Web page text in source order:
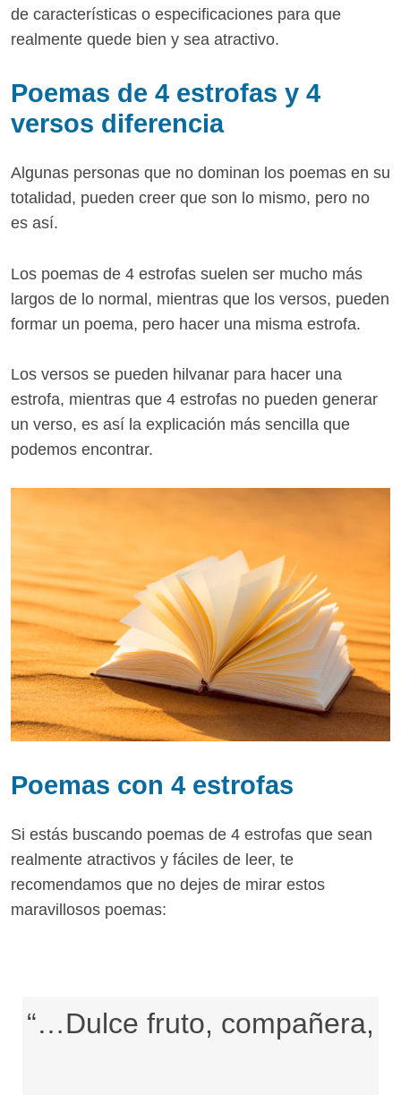
de características o especificaciones para que
realmente quede bien y sea atractivo.
Poemas de 4 estrofas y 4
versos diferencia
Algunas personas que no dominan los poemas en su
totalidad, pueden creer que son lo mismo, pero no
es así.
Los poemas de 4 estrofas suelen ser mucho más
largos de lo normal, mientras que los versos, pueden
formar un poema, pero hacer una misma estrofa.
Los versos se pueden hilvanar para hacer una
estrofa, mientras que 4 estrofas no pueden generar
un verso, es así la explicación más sencilla que
podemos encontrar.
Poemas con 4 estrofas
Si estás buscando poemas de 4 estrofas que sean
realmente atractivos y fáciles de leer, te
recomendamos que no dejes de mirar estos
maravillosos poemas:
“…Dulce fruto, compañera,